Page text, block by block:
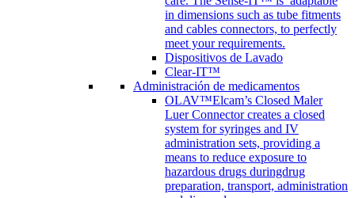
in dimensions such as tube fitments
and cables connectors, to perfectly
meet your requirements.
Dispositivos de Lavado
Clear-IT™
Administración de medicamentos
OLAV™Elcam’s Closed Maler
Luer Connector creates a closed
system for syringes and IV
administration sets, providing a
means to reduce exposure to
hazardous drugs duringdrug
preparation, transport, administration